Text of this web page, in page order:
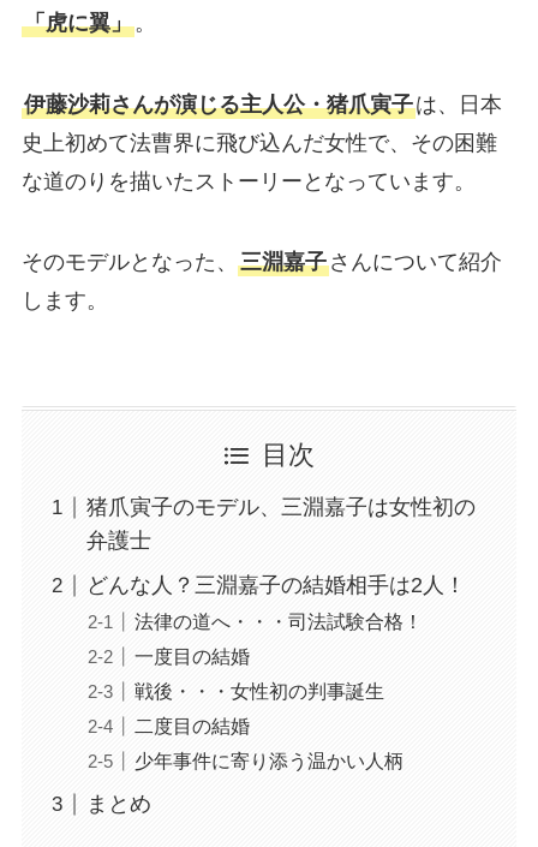
「虎に翼」。
伊藤沙莉さんが演じる主人公・猪爪寅子は、日本
史上初めて法曹界に飛び込んだ女性で、その困難
な道のりを描いたストーリーとなっています。
そのモデルとなった、 三淵嘉子さんについて紹介
します。
目次
猪爪寅子のモデル、三淵嘉子は女性初の
弁護士
どんな人？三淵嘉子の結婚相手は2人！
法律の道へ・・・司法試験合格！
一度目の結婚
戦後・・・女性初の判事誕生
二度目の結婚
少年事件に寄り添う温かい人柄
まとめ